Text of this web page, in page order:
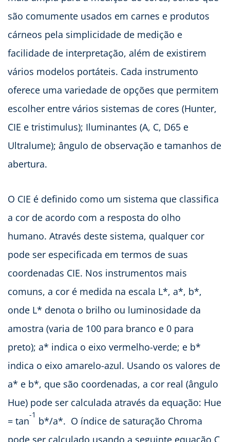
são comumente usados em carnes e produtos
cárneos pela simplicidade de medição e
facilidade de interpretação, além de existirem
vários modelos portáteis. Cada instrumento
oferece uma variedade de opções que permitem
escolher entre vários sistemas de cores (Hunter,
CIE e tristimulus); Iluminantes (A, C, D65 e
Ultralume); ângulo de observação e tamanhos de
abertura.
O CIE é definido como um sistema que classifica
a cor de acordo com a resposta do olho
humano. Através deste sistema, qualquer cor
pode ser especificada em termos de suas
coordenadas CIE. Nos instrumentos mais
comuns, a cor é medida na escala L*, a*, b*,
onde L* denota o brilho ou luminosidade da
amostra (varia de 100 para branco e 0 para
preto); a* indica o eixo vermelho-verde; e b*
indica o eixo amarelo-azul. Usando os valores de
a* e b*, que são coordenadas, a cor real (ângulo
Hue) pode ser calculada através da equação: Hue
= tan-1 b*/a*. O índice de saturação Chroma
pode ser calculado usando a seguinte equação C